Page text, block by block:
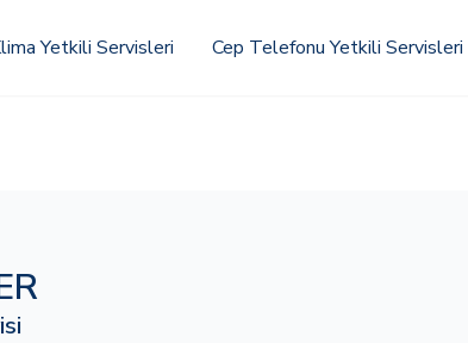
Yetkili Servisleri Cep Telefonu Yetkili Servisleri